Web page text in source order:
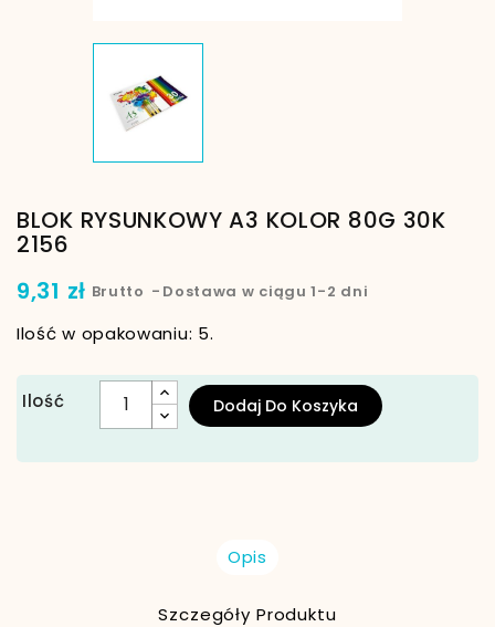
BLOK RYSUNKOWY A3 KOLOR 80G 30K
2156
9,31 zł Brutto Dostawa w ciągu 1-2 dni
Ilość w opakowaniu: 5.
Ilość Dodaj Do Koszyka
Opis
Szczegóły Produktu